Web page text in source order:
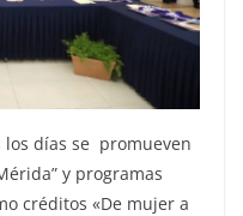
los días se promueven
y programas
créditos «De mujer a